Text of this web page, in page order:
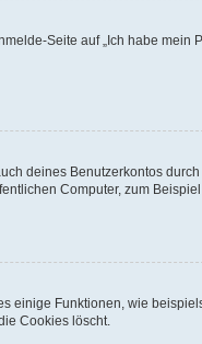
Seite auf „Ich habe mein
deines Benutzerkontos
Computer, zum
einige Funktionen, wie
Cookies löscht.